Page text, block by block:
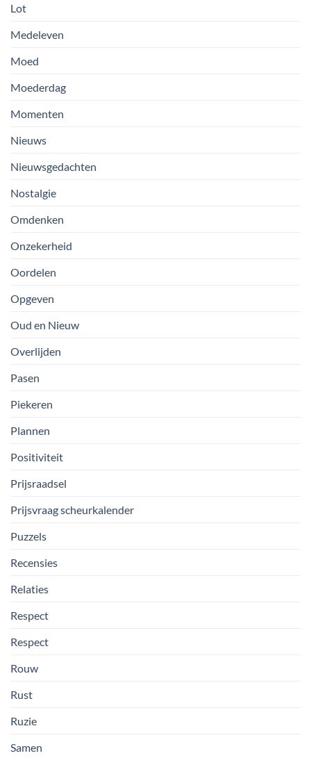
Lot
Medeleven
Moed
Moederdag
Momenten
Nieuws
Nieuwsgedachten
Nostalgie
Omdenken
Onzekerheid
Oordelen
Opgeven
Oud en Nieuw
Overlijden
Pasen
Piekeren
Plannen
Positiviteit
Prijsraadsel
Prijsvraag scheurkalender
Puzzels
Recensies
Relaties
Respect
Respect
Rouw
Rust
Ruzie
Samen